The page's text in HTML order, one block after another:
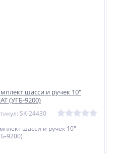
шасси и ручек 10"
(УГБ-9200)
SK-24430
шасси и ручек 10"
9200)